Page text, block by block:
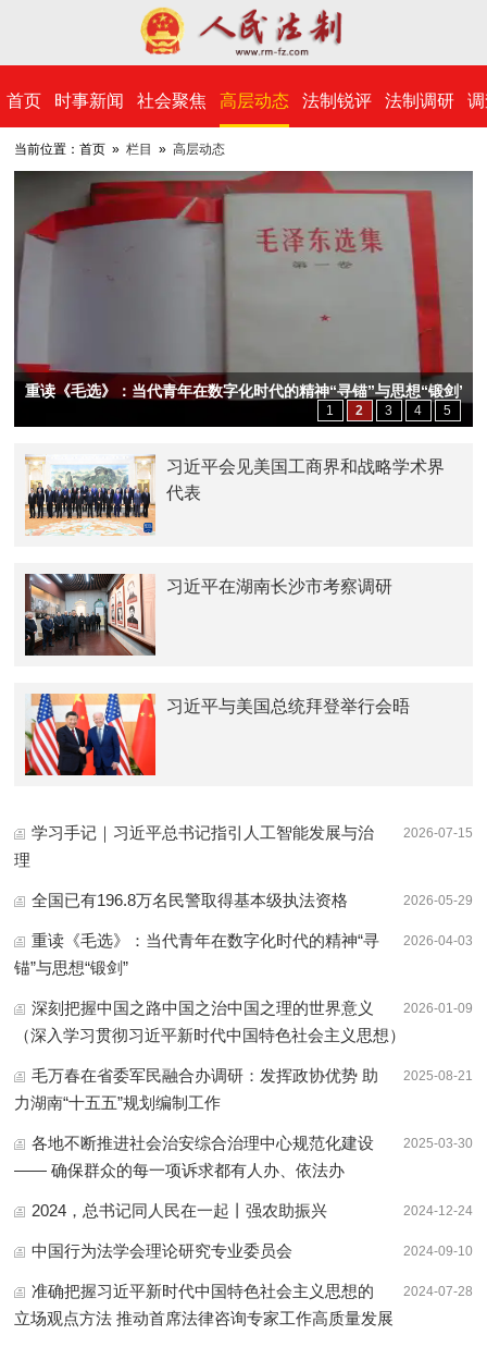
​首页 时事新闻 社会聚焦 高层动态 法制锐评 法制调研
当前位置：首页 »栏目 »高层动态
重读《毛选》：当代青年在数字化时代的精神“寻锚”与思想“锻剑”
1 2 3 4 5
习近平会见美国工商界和战略学术界
代表
习近平在湖南长沙市考察调研
习近平与美国总统拜登举行会晤
2026-07-15
学习手记｜习近平总书记指引人工智能发展与治
理
2026-05-29
全国已有196.8万名民警取得基本级执法资格
2026-04-03
重读《毛选》：当代青年在数字化时代的精神“寻
锚”与思想“锻剑”
2026-01-09
深刻把握中国之路中国之治中国之理的世界意义
（深入学习贯彻习近平新时代中国特色社会主义思想）
2025-08-21
毛万春在省委军民融合办调研：发挥政协优势 助
力湖南“十五五”规划编制工作
2025-03-30
各地不断推进社会治安综合治理中心规范化建设
—— 确保群众的每一项诉求都有人办、依法办
2024-12-24
2024，总书记同人民在一起丨强农助振兴
2024-09-10
中国行为法学会理论研究专业委员会
2024-07-28
准确把握习近平新时代中国特色社会主义思想的
立场观点方法 推动首席法律咨询专家工作高质量发展